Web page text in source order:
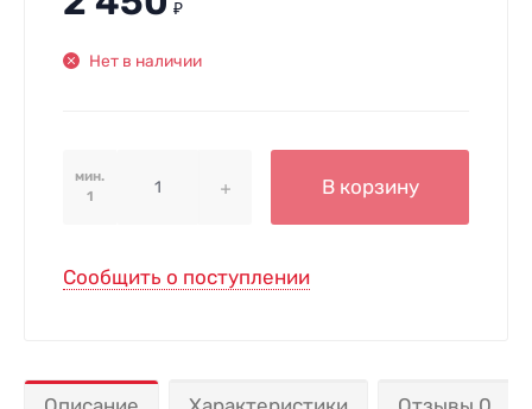
₽
Нет в наличии
мин.
1
В корзину
Сообщить о поступлении